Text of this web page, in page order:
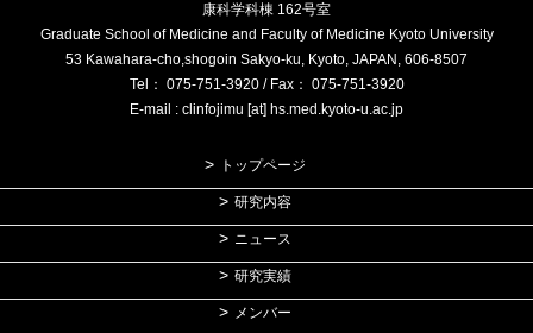
康科学科棟 162号室
Graduate School of Medicine and Faculty of Medicine Kyoto University
53 Kawahara-cho,shogoin Sakyo-ku, Kyoto, JAPAN, 606-8507
Tel： 075-751-3920 / Fax： 075-751-3920
E-mail : clinfojimu [at] hs.med.kyoto-u.ac.jp
トップページ
研究内容
ニュース
研究実績
メンバー